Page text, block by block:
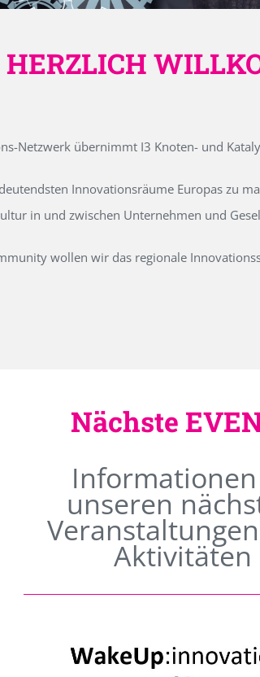
HERZLICH
Netzwerk übernimmt I3 Knoten- und
Innovationsräume Europas zu
in und zwischen Unternehmen und
wollen wir das regionale
Nächste
unseren
Aktivitäten